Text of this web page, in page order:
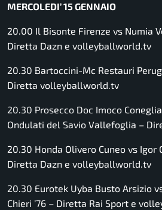
MERCOLEDI’ 15 GENNAIO
20.00 Il Bisonte Firenze vs Numia
Diretta Dazn e volleyballworld.tv
20.30 Bartoccini-Mc Restauri
Diretta volleyballworld.tv
20.30 Prosecco Doc Imoco
Ondulati del Savio Vallefoglia –
20.30 Honda Olivero Cuneo vs Igor
Diretta Dazn e volleyballworld.tv
20.30 Eurotek Uyba Busto Arsizio
Chieri ’76 – Diretta Rai Sport e